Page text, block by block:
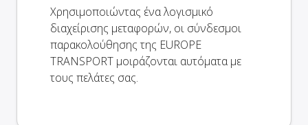
Χρησιμοποιώντας ένα λογισμικό
διαχείρισης μεταφορών, οι σύνδεσμοι
παρακολούθησης της EUROPE
TRANSPORT μοιράζονται αυτόματα με
τους πελάτες σας.